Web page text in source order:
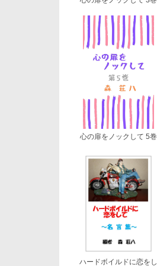
心の扉をノックして 5巻
ハードボイルドに恋をし